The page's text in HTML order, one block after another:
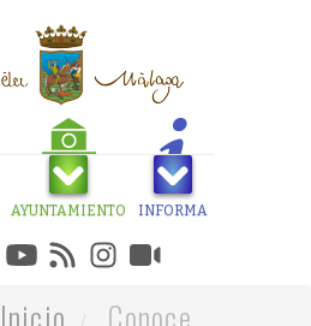
AYUNTAMIENTO INFORMA
Inicio
Conoce